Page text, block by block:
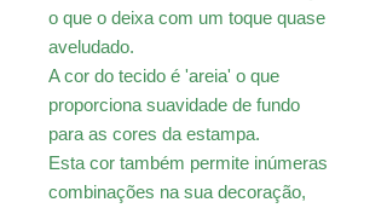
o que o deixa com um toque quase
aveludado.
A cor do tecido é 'areia' o que
proporciona suavidade de fundo
para as cores da estampa.
Esta cor também permite inúmeras
combinações na sua decoração,